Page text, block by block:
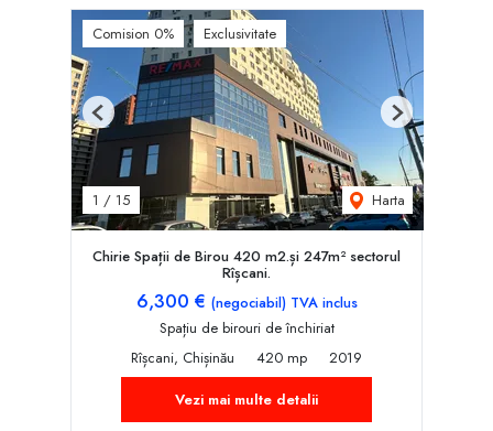
Comision 0% Exclusivitate
1 / 15 Harta
Previous Next
Chirie Spații de Birou 420 m2.și 247m² sectorul
Rîșcani.
6,300 € (negociabil) TVA inclus
Spațiu de birouri de închiriat
Rîșcani, Chișinău
420 mp
2019
Vezi mai multe detalii